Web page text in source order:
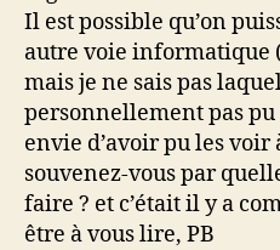
Il est possible qu’on
autre voie informatique
mais je ne sais pas
personnellement pas pu
envie d’avoir pu les voir
souvenez-vous par
faire ? et c’était il y a
être à vous lire, PB